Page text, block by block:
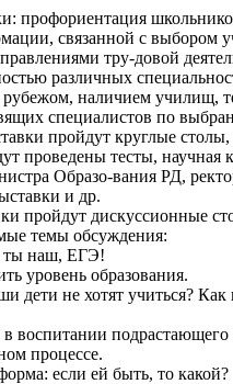
профориентация
связанной с выбором
тру-довой
различных
рубежом, наличием училищ,
специалистов по
пройдут круглые столы,
проведены тесты, научная
Образо-вания РД,
и др.
пройдут дискуссионные
темы обсуждения:
ты наш, ЕГЭ!
уровень образования.
дети не хотят учиться? Как
в воспитании подрастающего
процессе.
если ей быть, то какой?